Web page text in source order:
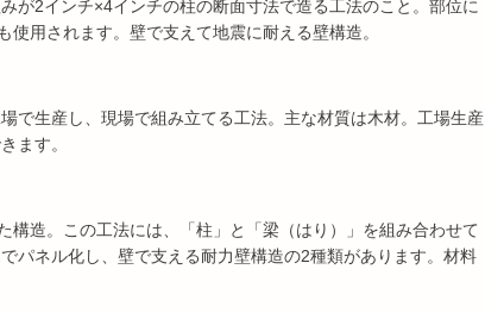
が2インチ×4インチの柱の断面寸法で造る工法のこと。部位に
用されます。壁で支えて地震に耐える壁構造。
で生産し、現場で組み立てる工法。主な材質は木材。工場生産
ます。
構造。この工法には、「柱」と「梁（はり）」を組み合わせて
パネル化し、壁で支える耐力壁構造の2種類があります。材料